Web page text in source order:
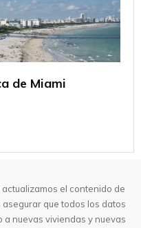
de Miami
el contenido de
que todos los datos
nuevas viviendas y nuevas